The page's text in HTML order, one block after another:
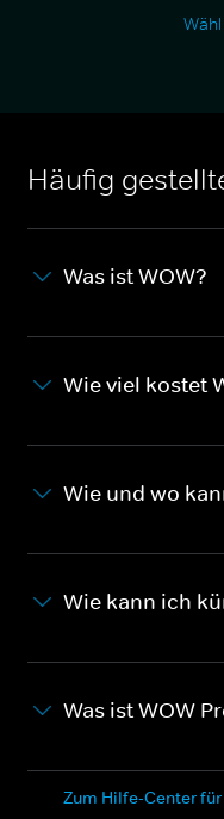
Häufig
Was ist WOW?
Wie viel kostet
Wie und wo
Wie kann ich
Was ist WOW
Zum Hilfe-Center